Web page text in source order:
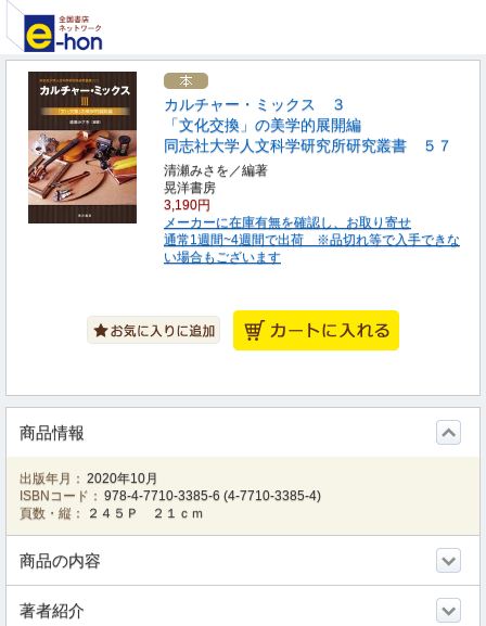
カルチャー・ミックス ３
「文化交換」の美学的展開編
同志社大学人文科学研究所研究叢書 ５７
清瀬みさを／編著
晃洋書房
3,190円
メーカーに在庫有無を確認し、お取り寄せ
通常1週間~4週間で出荷 ※品切れ等で入手できな
い場合もございます
商品情報
出版年月： 2020年10月
ISBNコード： 978-4-7710-3385-6 (4-7710-3385-4)
頁数・縦：
２４５Ｐ ２１ｃｍ
商品の内容
著者紹介